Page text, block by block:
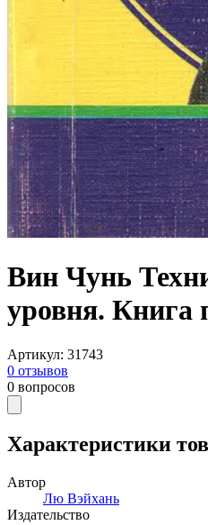
Вин Чунь
уровня. Книга
Артикул: 31743
0 отзывов
0 вопросов
Характеристики
Автор
Лю Вэйхань
Издательство